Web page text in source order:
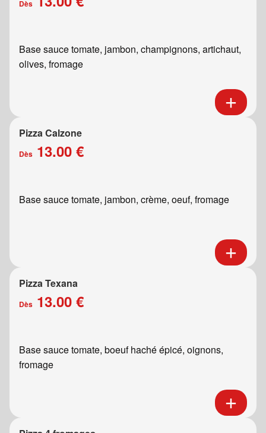
Dès
Base sauce tomate, jambon, champignons, artichaut,
olives, fromage
Pizza Calzone
Dès 13.00 €
Base sauce tomate, jambon, crème, oeuf, fromage
Pizza Texana
Dès 13.00 €
Base sauce tomate, boeuf haché épicé, oignons,
fromage